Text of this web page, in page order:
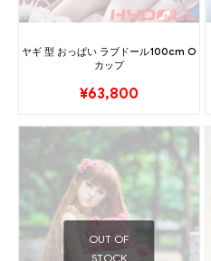
ヤギ 型 おっぱい ラブドール100cm O
カップ
¥63,800
OUT OF
STOCK